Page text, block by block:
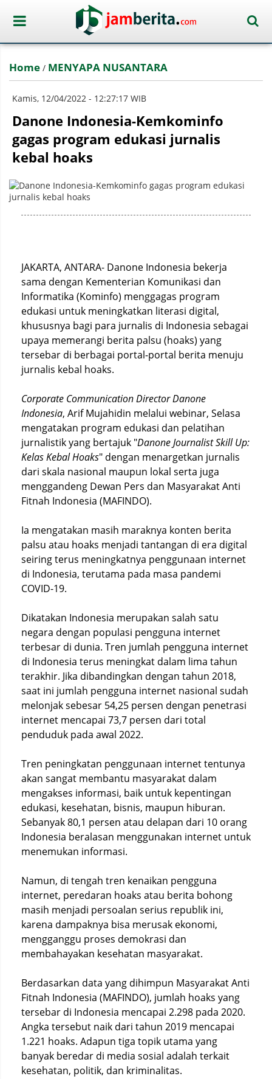
Home / MENYAPA NUSANTARA
Kamis, 12/04/2022 - 12:27:17 WIB
Danone Indonesia-Kemkominfo
gagas program edukasi jurnalis
kebal hoaks
JAKARTA, ANTARA- Danone Indonesia bekerja
sama dengan Kementerian Komunikasi dan
Informatika (Kominfo) menggagas program
edukasi untuk meningkatkan literasi digital,
khususnya bagi para jurnalis di Indonesia sebagai
upaya memerangi berita palsu (hoaks) yang
tersebar di berbagai portal-portal berita menuju
jurnalis kebal hoaks.
Corporate Communication Director Danone
Indonesia, Arif Mujahidin melalui webinar, Selasa
mengatakan program edukasi dan pelatihan
jurnalistik yang bertajuk "Danone Journalist Skill Up:
Kelas Kebal Hoaks" dengan menargetkan jurnalis
dari skala nasional maupun lokal serta juga
menggandeng Dewan Pers dan Masyarakat Anti
Fitnah Indonesia (MAFINDO).
Ia mengatakan masih maraknya konten berita
palsu atau hoaks menjadi tantangan di era digital
seiring terus meningkatnya penggunaan internet
di Indonesia, terutama pada masa pandemi
COVID-19.
Dikatakan Indonesia merupakan salah satu
negara dengan populasi pengguna internet
terbesar di dunia. Tren jumlah pengguna internet
di Indonesia terus meningkat dalam lima tahun
terakhir. Jika dibandingkan dengan tahun 2018,
saat ini jumlah pengguna internet nasional sudah
melonjak sebesar 54,25 persen dengan penetrasi
internet mencapai 73,7 persen dari total
penduduk pada awal 2022.
Tren peningkatan penggunaan internet tentunya
akan sangat membantu masyarakat dalam
mengakses informasi, baik untuk kepentingan
edukasi, kesehatan, bisnis, maupun hiburan.
Sebanyak 80,1 persen atau delapan dari 10 orang
Indonesia beralasan menggunakan internet untuk
menemukan informasi.
Namun, di tengah tren kenaikan pengguna
internet, peredaran hoaks atau berita bohong
masih menjadi persoalan serius republik ini,
karena dampaknya bisa merusak ekonomi,
mengganggu proses demokrasi dan
membahayakan kesehatan masyarakat.
Berdasarkan data yang dihimpun Masyarakat Anti
Fitnah Indonesia (MAFINDO), jumlah hoaks yang
tersebar di Indonesia mencapai 2.298 pada 2020.
Angka tersebut naik dari tahun 2019 mencapai
1.221 hoaks. Adapun tiga topik utama yang
banyak beredar di media sosial adalah terkait
kesehatan, politik, dan kriminalitas.